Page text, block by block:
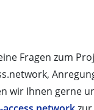
Fragen zum
wir Ihnen gerne